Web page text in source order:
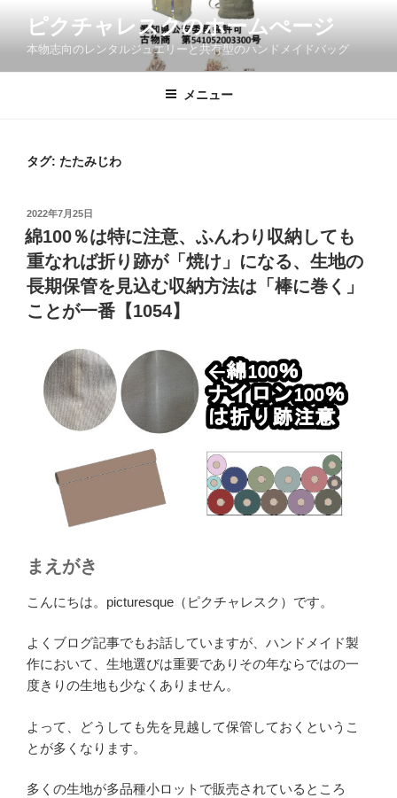
ン
ピクチャレスクのホームぺージ
本物志向のレンタルジュエリーと共有型のハンドメイドバッグ
メニュー
タグ: たたみじわ
投
稿
日:
2022年7月25日
綿100％は特に注意、ふんわり収納しても
重なれば折り跡が「焼け」になる、生地の
長期保管を見込む収納方法は「棒に巻く」
ことが一番【1054】
まえがき
こんにちは。picturesque（ピクチャレスク）です。
よくブログ記事でもお話していますが、ハンドメイド製
作において、生地選びは重要でありその年ならではの一
度きりの生地も少なくありません。
よって、どうしても先を見越して保管しておくというこ
とが多くなります。
多くの生地が多品種小ロットで販売されているところ